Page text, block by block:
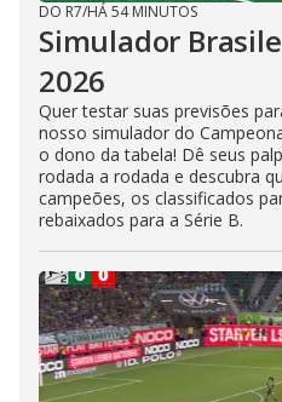
DO R7/HÁ 54 MINUTOS
Simulador
2026
Quer testar suas previsões
nosso simulador do
o dono da tabela! Dê seus
rodada a rodada e descubra
campeões, os classificados
rebaixados para a Série B.